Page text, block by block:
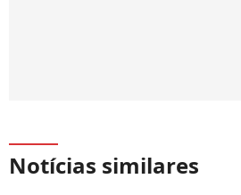
Notícias similares